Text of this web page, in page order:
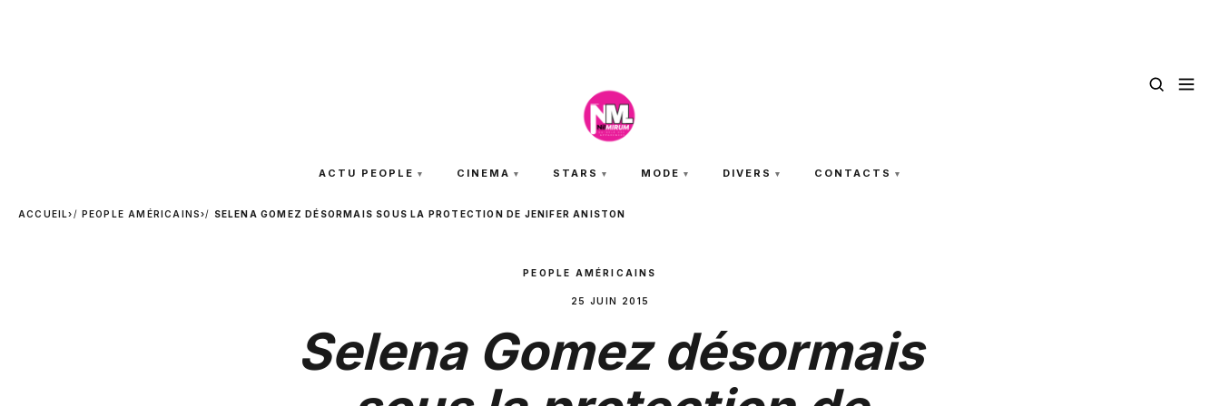
ACTU PEOPLE CINEMA STARS MODE DIVERS CONTACTS
ACCUEIL› PEOPLE AMÉRICAINS› SELENA GOMEZ DÉSORMAIS SOUS LA PROTECTION DE JENIFER ANISTON
PEOPLE AMÉRICAINS
25 JUIN 2015
Selena Gomez désormais